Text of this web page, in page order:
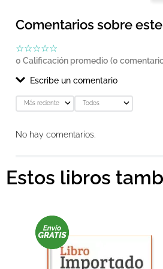
Comentarios sobre
☆☆☆☆☆
0 Calificación promedio (0
Escribe un comentario
Agregar comentario
★★★
Tu nombre
Más reciente Todos
No hay comentarios.
Estos libros